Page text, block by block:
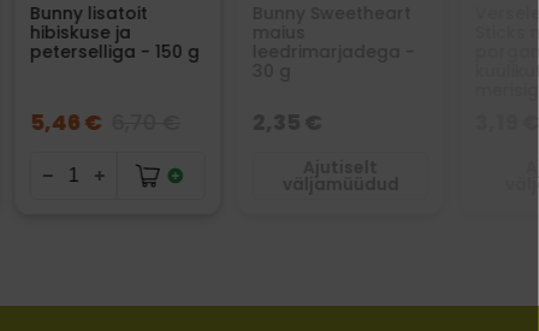
Bunny lisatoit
hibiskuse ja
peterselliga - 150 g
5,46 €